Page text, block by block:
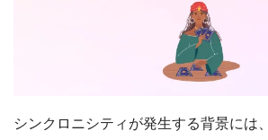
シンクロニシティが発生する背景には